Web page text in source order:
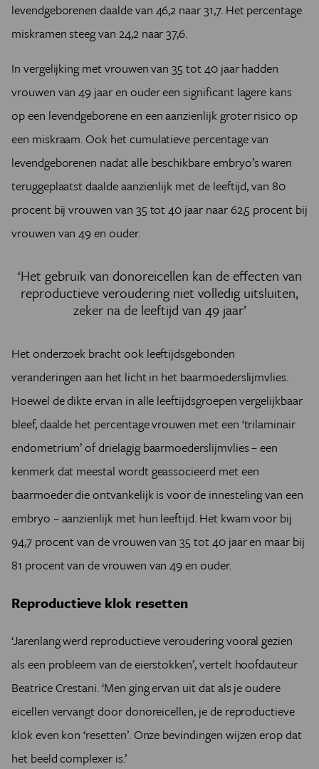
levendgeborenen daalde van 46,2 naar 31,7. Het percentage
miskramen steeg van 24,2 naar 37,6.
In vergelijking met vrouwen van 35 tot 40 jaar hadden
vrouwen van 49 jaar en ouder een significant lagere kans
op een levendgeborene en een aanzienlijk groter risico op
een miskraam. Ook het cumulatieve percentage van
levendgeborenen nadat alle beschikbare embryo’s waren
teruggeplaatst daalde aanzienlijk met de leeftijd, van 80
procent bij vrouwen van 35 tot 40 jaar naar 62,5 procent bij
vrouwen van 49 en ouder.
‘Het gebruik van donoreicellen kan de effecten van
reproductieve veroudering niet volledig uitsluiten,
zeker na de leeftijd van 49 jaar’
Het onderzoek bracht ook leeftijdsgebonden
veranderingen aan het licht in het baarmoederslijmvlies.
Hoewel de dikte ervan in alle leeftijdsgroepen vergelijkbaar
bleef, daalde het percentage vrouwen met een ‘trilaminair
endometrium’ of drielagig baarmoederslijmvlies – een
kenmerk dat meestal wordt geassocieerd met een
baarmoeder die ontvankelijk is voor de innesteling van een
embryo – aanzienlijk met hun leeftijd. Het kwam voor bij
94,7 procent van de vrouwen van 35 tot 40 jaar en maar bij
81 procent van de vrouwen van 49 en ouder.
Reproductieve klok resetten
‘Jarenlang werd reproductieve veroudering vooral gezien
als een probleem van de eierstokken’, vertelt hoofdauteur
Beatrice Crestani. ‘Men ging ervan uit dat als je oudere
eicellen vervangt door donoreicellen, je de reproductieve
klok even kon ‘resetten’. Onze bevindingen wijzen erop dat
het beeld complexer is.’